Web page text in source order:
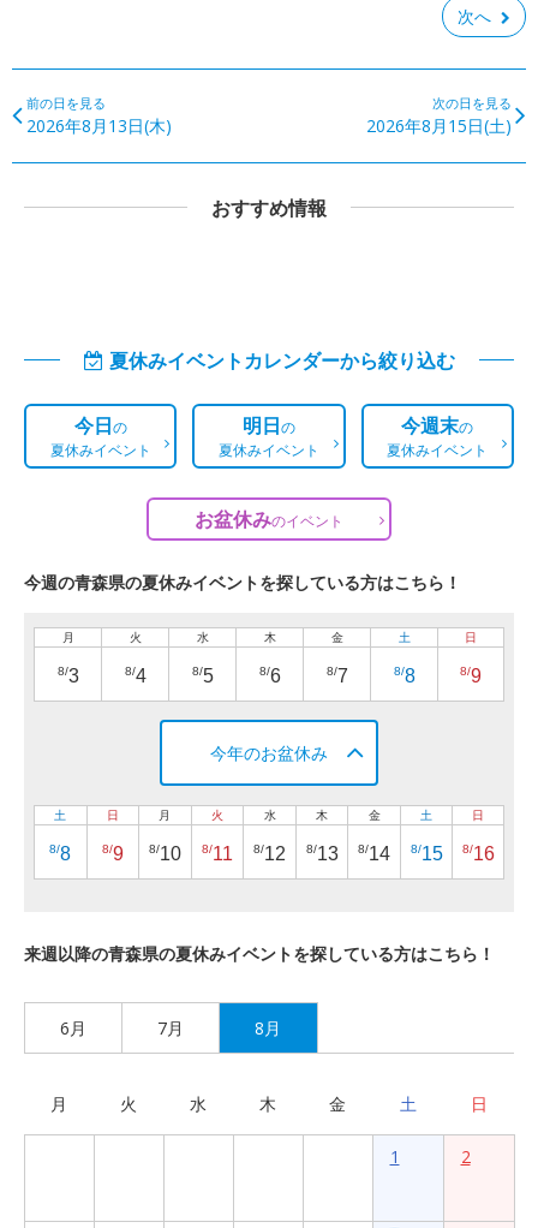
次へ
前の日を見る
2026年8月13日(木)
次の日を見る
2026年8月15日(土)
おすすめ情報
夏休みイベントカレンダーから絞り込む
今日の
夏休みイベント
明日の
夏休みイベント
今週末の
夏休みイベント
お盆休みのイベント
今週の青森県の夏休みイベントを探している方はこちら！
月
8/3
火
8/4
水
8/5
木
8/6
金
8/7
土
8/8
日
8/9
今年のお盆休み
土
8/8
日
8/9
月
8/10
火
8/11
水
8/12
木
8/13
金
8/14
土
8/15
日
8/16
来週以降の青森県の夏休みイベントを探している方はこちら！
6月 7月 8月
月 火 水 木 金 土 日
1 2